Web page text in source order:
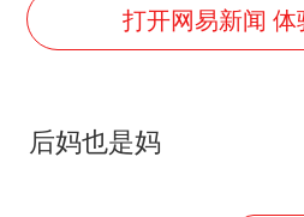
早田希娜
知识产
打开网易新闻
后妈也是妈